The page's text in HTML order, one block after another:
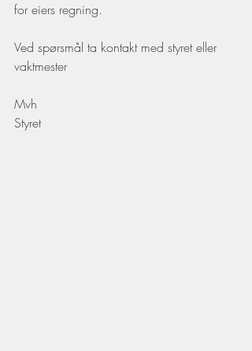
for eiers regning.
Ved spørsmål ta kontakt med styret eller
vaktmester
Mvh
Styret